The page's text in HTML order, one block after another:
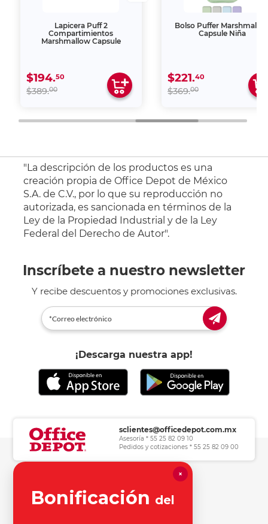
Lapicera Puff 2
Compartimientos
Marshmallow Capsule
$194.50
$389.00
Bolso Puffer
Capsule Niña
$221.40
$369.00
"La descripción de los productos es una
creación propia de Office Depot de México
S.A. de C.V., por lo que su reproducción no
autorizada, es sancionada en términos de la
Ley de la Propiedad Industrial y de la Ley
Federal del Derecho de Autor".
Inscríbete a nuestro newsletter
Y recibe descuentos y promociones exclusivas.
¡Descarga nuestra app!
sclientes@officedepot.com.mx
Asesoría * 55 25 82 09 10
Pedidos y cotizaciones * 55 25 82 09 00
Herramientas de consulta
×
Bonificación del